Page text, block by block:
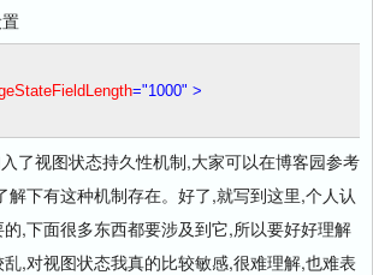
="1000" >
视图状态持久性机制,大家可以在博客园参考
解下有这种机制存在。好了,就写到这里,个人认
,下面很多东西都要涉及到它,所以要好好理解
,对视图状态我真的比较敏感,很难理解,也难表